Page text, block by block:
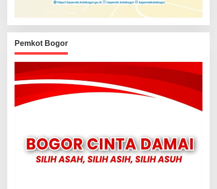
Pemkot Bogor